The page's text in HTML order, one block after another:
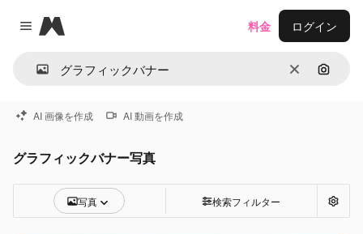
Close menu
Magnific
消去 画像で
料金 ログイン
AI 画像を作成 AI 動画を作成
グラフィックバナー写真
写真 検索フィルター